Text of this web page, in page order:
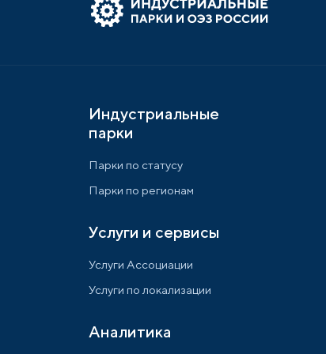
Индустриальные
парки
Парки по статусу
Парки по регионам
Услуги и сервисы
Услуги Ассоциации
Услуги по локализации
Аналитика